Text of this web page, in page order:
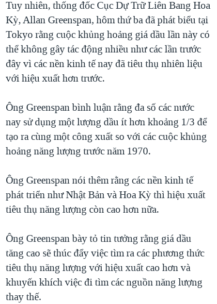
tới
"Tìm"
VẠCH TRẦN TIN GIẢ
NGƯỜI VIỆT HẢI NGOẠI
ĐỜI SỐNG
KINH TẾ
KHOA HỌC
VĂN HOÁ
THỂ THAO
GIÁO DỤC
CHIẾN TRANH THƯƠNG MẠI CỦA MỸ: QUÁ KHỨ VÀ HIỆN
HÀNH TRÌNH BẦU CỬ 2024
MỘT NĂM CHIẾN TRANH TẠI DẢI GAZA
GIẢI MÃ VÀNH ĐAI & CON ĐƯỜNG
NGÀY TỊ NẠN THẾ GIỚI
GROUND ZERO – XƯA VÀ NAY
CHI PHÍ CHIẾN TRANH AFGHANISTAN
CÁC GIÁ TRỊ CỘNG HÒA Ở VIỆT NAM
TRỊNH VĨNH BÌNH VS. CHÍNH PHỦ VIỆT NAM
NGƯ DÂN VIỆT VÀ LÀN SÓNG TRỘM HẢI SÂM
QUAN HỆ VIỆT MỸ
HỌC TIẾNG ANH
VIDEO
NGHE
MẠNG XÃ HỘI
Ngôn ngữ khác
Tuy nhiên, thống đốc Cục Dự Trữ Liên Bang Hoa
Kỳ, Allan Greenspan, hôm thứ ba đã phát biểu tại
Tokyo rằng cuộc khủng hoảng giá dầu lần này có
thể không gây tác động nhiều như các lần trước
đây vì các nền kinh tế nay đã tiêu thụ nhiên liệu
với hiệu xuất hơn trước.
Ông Greenspan bình luận rằng đa số các nước
nay sử dụng một lượng dầu ít hơn khoảng 1/3 để
tạo ra cùng một công xuất so với các cuộc khủng
hoảng năng lượng trước năm 1970.
Ông Greenspan nói thêm rằng các nền kinh tế
phát triển như Nhật Bản và Hoa Kỳ thì hiệu xuất
tiêu thụ năng lượng còn cao hơn nữa.
Ông Greenspan bày tỏ tin tưởng rằng giá dầu
tăng cao sẽ thúc đẩy việc tìm ra các phương thức
tiêu thụ năng lượng với hiệu xuất cao hơn và
khuyến khích việc đi tìm các nguồn năng lượng
thay thế.